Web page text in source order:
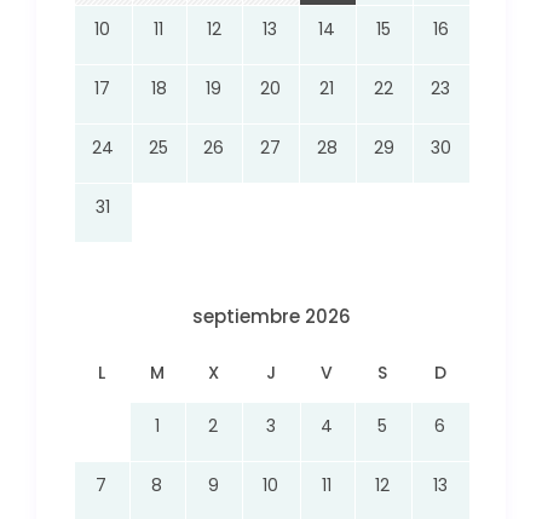
10 11 12 13 14 15 16
17 18 19 20 21 22 23
24 25 26 27 28 29 30
31
septiembre 2026
L M X J V S D
1 2 3 4 5 6
7 8 9 10 11 12 13